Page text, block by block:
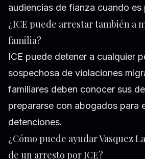
audiencias de fianza cuando es
¿ICE puede arrestar también a
familia?
ICE puede detener a cualquier
sospechosa de violaciones
familiares deben conocer sus
prepararse con abogados para
detenciones.
¿Cómo puede ayudar Vasquez
de un arresto por ICE?